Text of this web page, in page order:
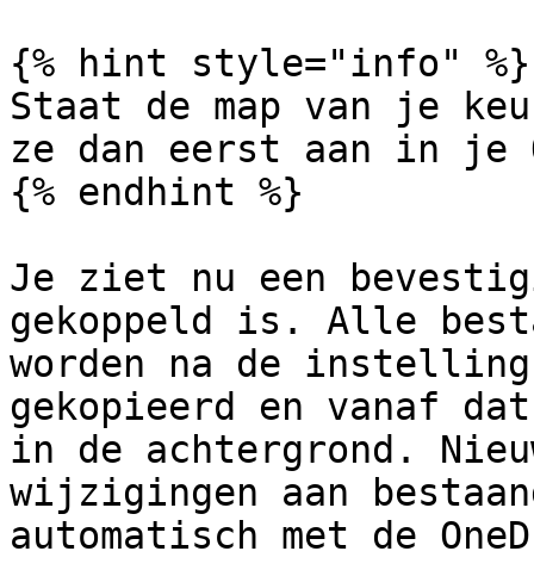
{% hint style="info" %}
Staat de map van je
ze dan eerst aan in je
{% endhint %}
Je ziet nu een
gekoppeld is. Alle
worden na de instelling
gekopieerd en vanaf
in de achtergrond.
wijzigingen aan
automatisch met de